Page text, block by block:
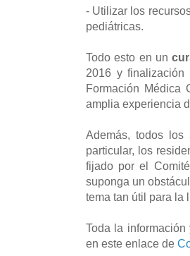
- Utilizar los
pediátricas.
Todo esto en un
2016 y
Formación Médica
amplia experiencia
Además, todos
particular, los
fijado por el
suponga un
tema tan útil para la
Toda la
en este enlace de